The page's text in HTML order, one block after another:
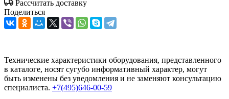
Рассчитать доставку
Поделиться
Технические характеристики оборудования, представленного
в каталоге, носят сугубо информативный характер, могут
быть изменены без уведомления и не заменяют консультацию
специалиста. +7(495)646-00-59